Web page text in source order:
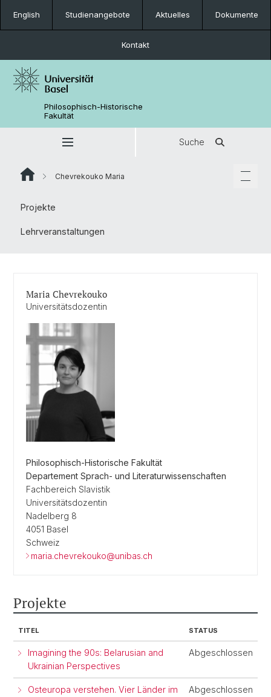
English Studienangebote Aktuelles Dokumente
Kontakt
Philosophisch-Historische
Fakultät
Suche
Chevrekouko Maria
Projekte
Lehrveranstaltungen
Maria Chevrekouko
Universitätsdozentin
Philosophisch-Historische Fakultät
Departement Sprach- und Literaturwissenschaften
Fachbereich Slavistik
Universitätsdozentin
Nadelberg 8
4051 Basel
Schweiz
maria.chevrekouko@unibas.ch
Projekte
TITEL STATUS
Imagining the 90s: Belarusian and
Ukrainian Perspectives
Abgeschlossen
Osteuropa verstehen. Vier Länder im
Abgeschlossen